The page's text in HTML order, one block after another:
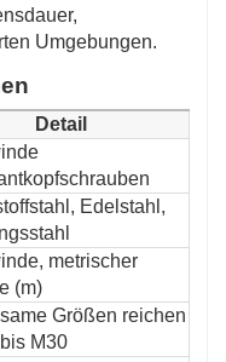
Umgebungen.
Detail
Edelstahl,
metrischer
(m)
Größen reichen
M30